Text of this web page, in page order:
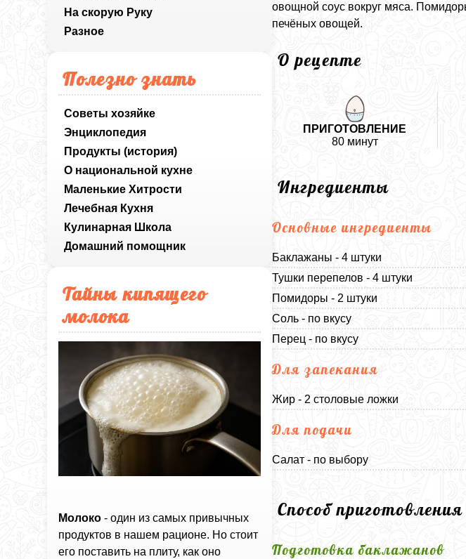
На скорую Руку
Разное
Полезно знать
Советы хозяйке
Энциклопедия
Продукты (история)
О национальной кухне
Маленькие Хитрости
Лечебная Кухня
Кулинарная Школа
Домашний помощник
Тайны кипящего
молока
Молоко - один из самых привычных
продуктов в нашем рационе. Но стоит
его поставить на плиту, как оно
овощной соус вокруг мяса.
печёных овощей.
О рецепте
ПРИГОТОВЛЕНИЕ
80 минут
Ингредиенты
Основные ингредиенты
Баклажаны - 4 штуки
Тушки перепелов - 4 штуки
Помидоры - 2 штуки
Соль - по вкусу
Перец - по вкусу
Для запекания
Жир - 2 столовые ложки
Для подачи
Салат - по выбору
Способ приготовления
Подготовка баклажанов